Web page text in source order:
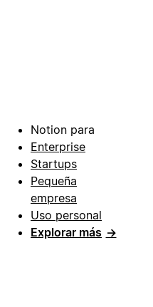
Notion para
Enterprise
Startups
Pequeña
empresa
Uso personal
Explorar más →